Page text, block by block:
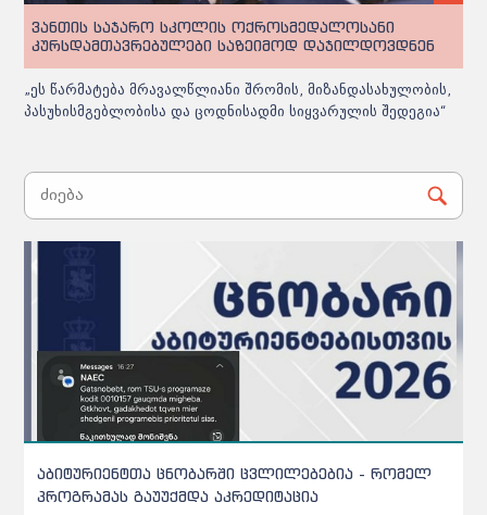
ვანთის საჯარო სკოლის ოქროსმედალოსანი
კურსდამთავრებულები საზეიმოდ დაჯილდოვდნენ
„ეს წარმატება მრავალწლიანი შრომის, მიზანდასახულობის,
პასუხისმგებლობისა და ცოდნისადმი სიყვარულის შედეგია“
განახლდა - უნივერსიტეტებში მისაღები
ადგილების რაოდენობა სპეციალობების მიხედვით